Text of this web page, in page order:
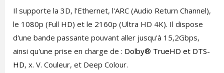
Il supporte la 3D, l'Ethernet, l'ARC (Audio Return Channel),
le 1080p (Full HD) et le 2160p (Ultra HD 4K). Il dispose
d'une bande passante pouvant aller jusqu'à 15,2Gbps,
ainsi qu'une prise en charge de : Dolby® TrueHD et DTS-
HD, x. V. Couleur, et Deep Colour.